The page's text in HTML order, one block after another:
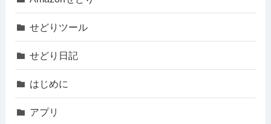
せどりツール
せどり日記
はじめに
アプリ